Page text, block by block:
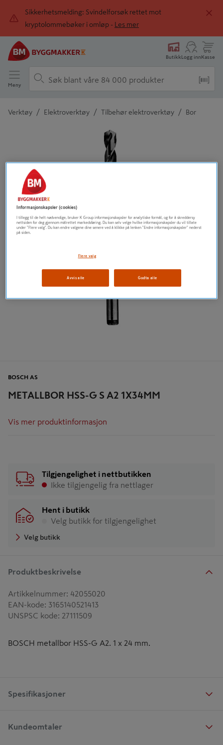
Sikkerhetsmelding: Svindelforsøk rettet mot
kryptolommebøker i omløp -
Les mer
ButikkLogg innKasse
Meny
Verktøy / Elektroverktøy / Tilbehør elektroverktøy / Bor
Detaljert beskrivelse finnes i produktbeskrivelsen
METALLBOR HSS-G S A2 1X34MM
BOSCH AS
Vis mer produktinformasjon
Tilgjengelighet i nettbutikken
Ikke tilgjengelig fra nettlager
Hent i butikk
Velg butikk for tilgjengelighet
Velg butikk
Produktbeskrivelse
Artikkelnummer: 42055020
EAN-kode: 3165140521413
UNSPSC kode: 27111509
BOSCH metallbor HSS-G A2. 1 x 24 mm.
Spesifikasjoner
Kundeomtaler
Informasjonskapsler (cookies)
I tillegg til de helt nødvendige, bruker K Group informasjonskapsler for analytiske formål, og for å skreddersy
nettsiden for deg gjennom målrettet markedsføring. Du kan selv velge hvilke informasjonskapsler du vil tillate
under "Flere valg". Du kan endre valgene dine senere ved å klikke på lenken "Endre informasjonskapsler" nederst
på siden.
Flere valg
Avvis alle Godta alle